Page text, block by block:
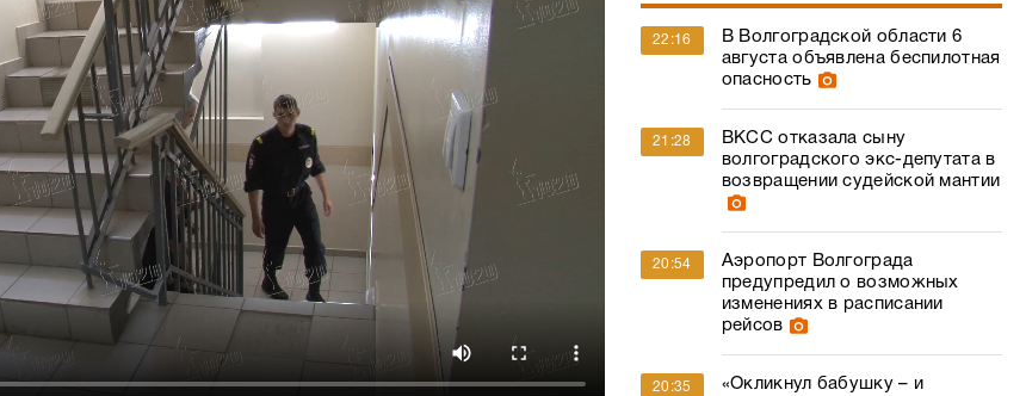
22:16
В Волгоградской области 6
августа объявлена беспилотная
опасность
21:28
ВКСС отказала сыну
волгоградского экс-депутата в
возвращении судейской мантии
20:54
Аэропорт Волгограда
предупредил о возможных
изменениях в расписании
рейсов
20:35
«Окликнул бабушку – и